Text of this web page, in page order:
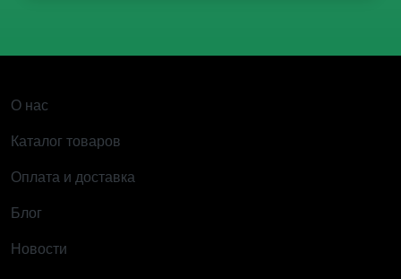
ОСНОВНАЯ НАВИГАЦИЯ
О нас
Каталог товаров
Оплата и доставка
Блог
Новости